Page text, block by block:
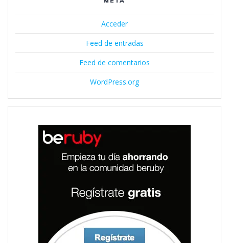
Acceder
Feed de entradas
Feed de comentarios
WordPress.org